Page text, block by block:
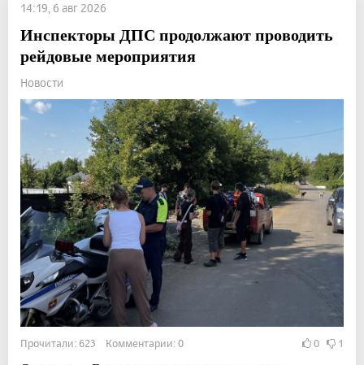
14:19, 6 авг 2026
Инспекторы ДПС продолжают проводить
рейдовые мероприятия
Новости
Прочитали: 623 Комментарии: 0 0 1